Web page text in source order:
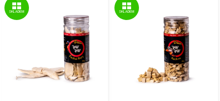
SKLADEM SKLADEM